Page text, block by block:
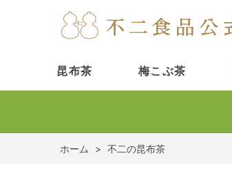
昆布茶 梅こぶ茶
ホーム > 不二の昆布茶